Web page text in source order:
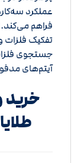
عملکرد
فراهم
تفکیک فلزات
جستجوی
آیتم‌های